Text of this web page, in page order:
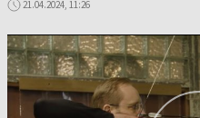
21.04.2024, 11:26